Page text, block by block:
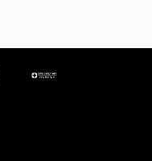
上海市黄浦区南京东路299号宏伊国际广场写字楼8层806室万国售后服务中心（需提前预约）